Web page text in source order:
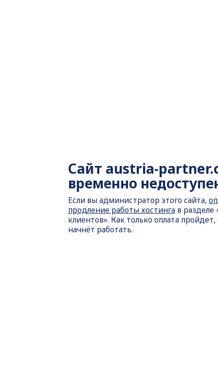
Сайт austria-
временно
Если вы администратор этого сайта,
продление работы хостингав разделе
клиентов». Как только оплата пройдет,
начнёт работать.